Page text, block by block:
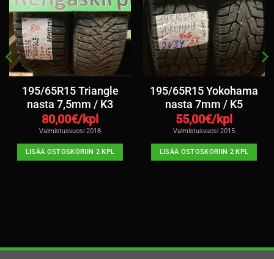
195/65R15 Triangle
nasta 7,5mm / K3
80,00€/kpl
Valmistusvuosi 2018
LISÄÄ OSTOSKORIIN 2 KPL
195/65R15 Yokohama
nasta 7mm / K5
55,00€/kpl
Valmistusvuosi 2015
LISÄÄ OSTOSKORIIN 2 KPL